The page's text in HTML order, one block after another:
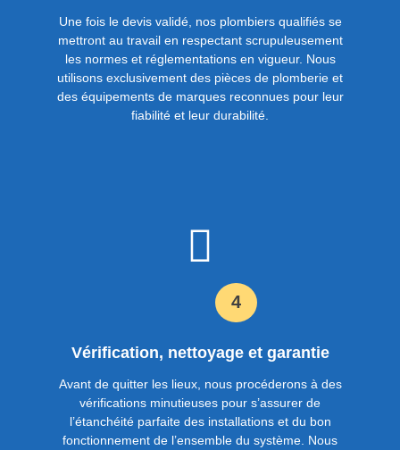
Une fois le devis validé, nos plombiers qualifiés se
mettront au travail en respectant scrupuleusement
les normes et réglementations en vigueur. Nous
utilisons exclusivement des pièces de plomberie et
des équipements de marques reconnues pour leur
fiabilité et leur durabilité.
4
Vérification, nettoyage et garantie
Avant de quitter les lieux, nous procéderons à des
vérifications minutieuses pour s’assurer de
l’étanchéité parfaite des installations et du bon
fonctionnement de l’ensemble du système. Nous